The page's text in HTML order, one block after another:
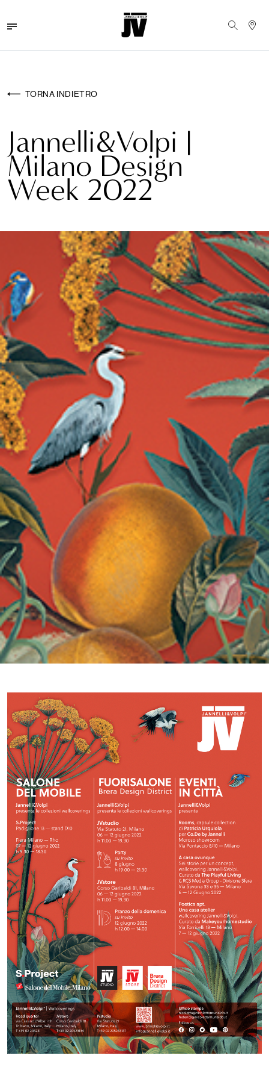
MENU
BRAND
PROGETTI
ABOUT
TORNA INDIETRO
Jannelli&Volpi |
Milano Design
Week 2022